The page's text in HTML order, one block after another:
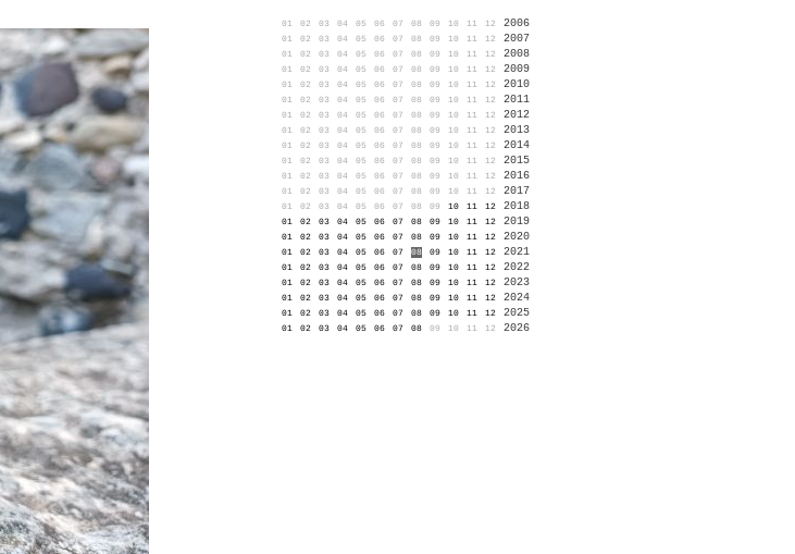
01 02 03 04 05 06 07 08 09 10 11 12 2006
01 02 03 04 05 06 07 08 09 10 11 12 2007
01 02 03 04 05 06 07 08 09 10 11 12 2008
01 02 03 04 05 06 07 08 09 10 11 12 2009
01 02 03 04 05 06 07 08 09 10 11 12 2010
01 02 03 04 05 06 07 08 09 10 11 12 2011
01 02 03 04 05 06 07 08 09 10 11 12 2012
01 02 03 04 05 06 07 08 09 10 11 12 2013
01 02 03 04 05 06 07 08 09 10 11 12 2014
01 02 03 04 05 06 07 08 09 10 11 12 2015
01 02 03 04 05 06 07 08 09 10 11 12 2016
01 02 03 04 05 06 07 08 09 10 11 12 2017
01 02 03 04 05 06 07 08 09 10 11 12 2018
01 02 03 04 05 06 07 08 09 10 11 12 2019
01 02 03 04 05 06 07 08 09 10 11 12 2020
01 02 03 04 05 06 07 08 09 10 11 12 2021
01 02 03 04 05 06 07 08 09 10 11 12 2022
01 02 03 04 05 06 07 08 09 10 11 12 2023
01 02 03 04 05 06 07 08 09 10 11 12 2024
01 02 03 04 05 06 07 08 09 10 11 12 2025
01 02 03 04 05 06 07 08 09 10 11 12 2026